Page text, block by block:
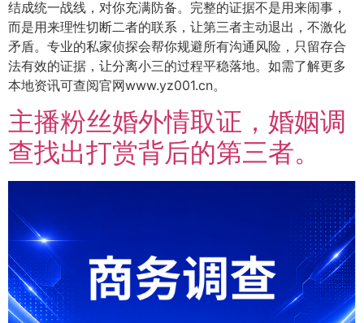
结成统一战线，对你充满防备。完整的证据不是用来闹事，
而是用来理性切断二者的联系，让第三者主动退出，不激化
矛盾。专业的私家侦探会帮你规避所有沟通风险，只留存合
法有效的证据，让分离小三的过程平稳落地。如需了解更多
本地资讯可查阅官网www.yz001.cn。
主播粉丝婚外情取证，婚姻调
查找出打赏背后的第三者。